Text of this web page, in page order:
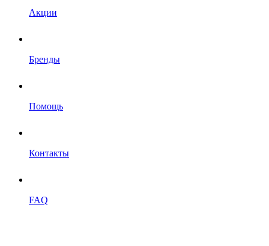
Акции
Бренды
Помощь
Контакты
FAQ